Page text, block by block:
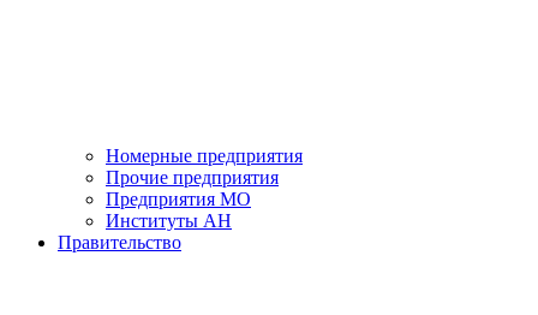
Номерные предприятия
Прочие предприятия
Предприятия МО
Институты АН
Правительство